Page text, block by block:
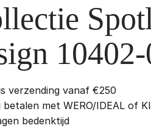
verzending vanaf €250
betalen met WERO/IDEAL of
bedenktijd